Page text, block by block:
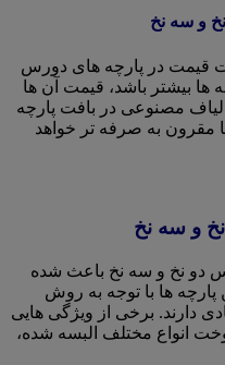
و سه نخ
قیمت در پارچه های دورس
ها بیشتر باشد، قیمت آن ها
مصنوعی در بافت پارچه
به صرفه تر خواهد
و سه نخ
دو نخ و سه نخ باعث شده
پارچه ها با توجه به روش
دارند. برخی از ویژگی هایی
انواع مختلف البسه شده،